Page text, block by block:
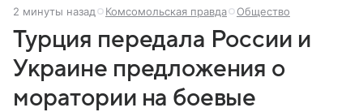
2 минуты назад Комсомольская правда Общество
Турция передала России и
Украине предложения о
моратории на боевые